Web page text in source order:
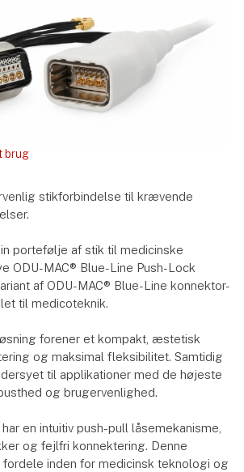
brug
stikforbindelse til krævende
portefølje af stik til medicinske
ODU-MAC® Blue-Line Push-Lock
af ODU-MAC® Blue-Line konnektor-
til medicoteknik.
forener et kompakt, æstetisk
og maksimal fleksibilitet. Samtidig
til applikationer med de højeste
og brugervenlighed.
en intuitiv push-pull låsemekanisme,
og fejlfri konnektering. Denne
fordele inden for medicinsk teknologi og